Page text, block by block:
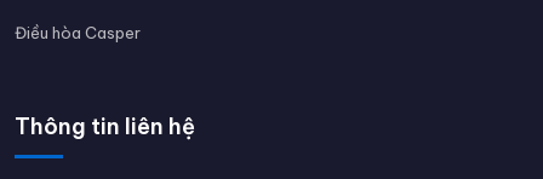
Điều hòa Casper
Thông tin liên hệ